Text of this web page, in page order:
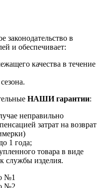
законодательство в
и обеспечивает:
качества в течение
НАШИ гарантии:
неправильно
затрат на возврат
1 года;
товара в виде
службы изделия.